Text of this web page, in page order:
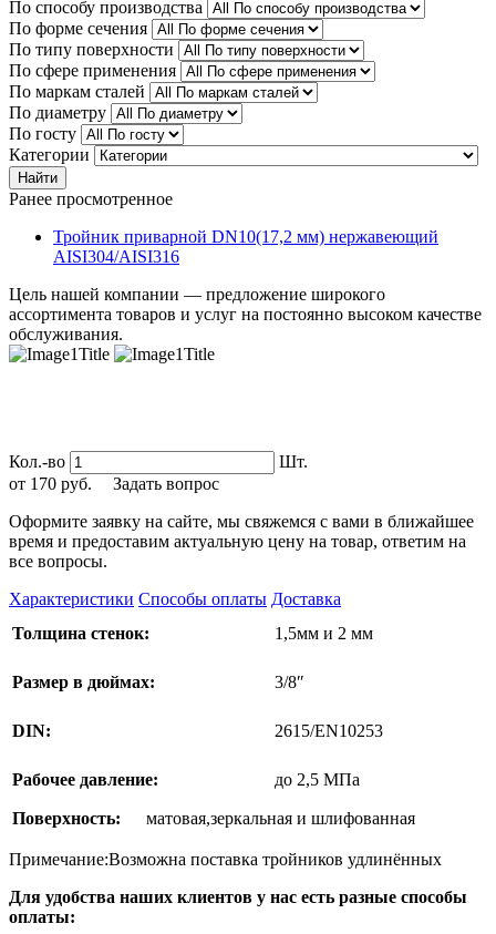
По способу производства
По форме сечения
По типу поверхности
По сфере применения
По маркам сталей
По диаметру
По госту
Категории
Найти
Ранее просмотренное
Тройник приварной DN10(17,2 мм) нержавеющий
AISI304/AISI316
Цель нашей компании — предложение широкого
ассортимента товаров и услуг на постоянно высоком качестве
обслуживания.
Кол.-во
Шт.
от 170 руб.
Задать вопрос
Оформите заявку на сайте, мы свяжемся с вами в ближайшее
время и предоставим актуальную цену на товар, ответим на
все вопросы.
Характеристики Способы оплаты Доставка
Толщина стенок:
1,5мм и 2 мм
Размер в дюймах: 3/8″
DIN: 2615/EN10253
Рабочее давление: до 2,5 МПа
Поверхность: матовая,зеркальная и шлифованная
Примечание:Возможна поставка тройников удлинённых
Для удобства наших клиентов у нас есть разные способы
оплаты: